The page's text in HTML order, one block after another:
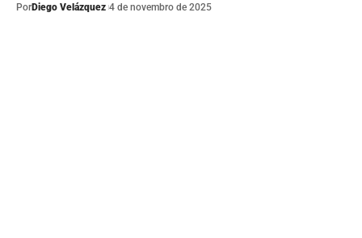
PorDiego Velázquez 4 de novembro de 2025